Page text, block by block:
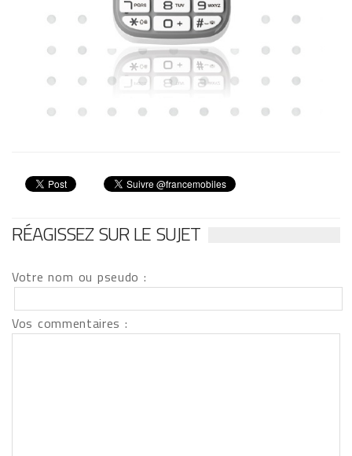
RÉAGISSEZ SUR LE SUJET
Votre nom ou pseudo :
Vos commentaires :